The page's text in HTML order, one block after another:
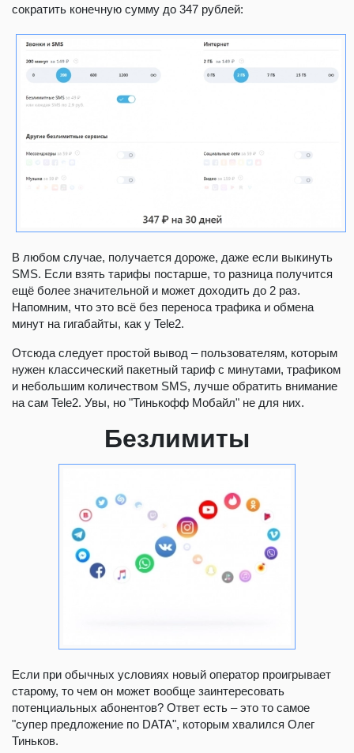
сократить конечную сумму до 347 рублей:
В любом случае, получается дороже, даже если выкинуть
SMS. Если взять тарифы постарше, то разница получится
ещё более значительной и может доходить до 2 раз.
Напомним, что это всё без переноса трафика и обмена
минут на гигабайты, как у Tele2.
Отсюда следует простой вывод – пользователям, которым
нужен классический пакетный тариф с минутами, трафиком
и небольшим количеством SMS, лучше обратить внимание
на сам Tele2. Увы, но "Тинькофф Мобайл" не для них.
Безлимиты
Если при обычных условиях новый оператор проигрывает
старому, то чем он может вообще заинтересовать
потенциальных абонентов? Ответ есть – это то самое
"супер предложение по DATA", которым хвалился Олег
Тиньков.